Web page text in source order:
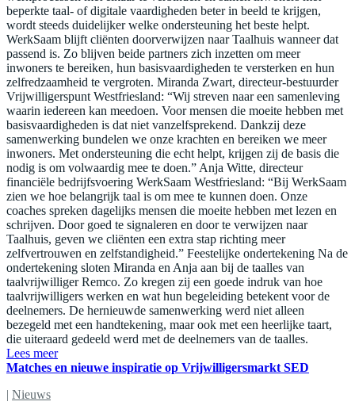
beperkte taal- of digitale vaardigheden beter in beeld te krijgen,
wordt steeds duidelijker welke ondersteuning het beste helpt.
WerkSaam blijft cliënten doorverwijzen naar Taalhuis wanneer dat
passend is. Zo blijven beide partners zich inzetten om meer
inwoners te bereiken, hun basisvaardigheden te versterken en hun
zelfredzaamheid te vergroten. Miranda Zwart, directeur-bestuurder
Vrijwilligerspunt Westfriesland: “Wij streven naar een samenleving
waarin iedereen kan meedoen. Voor mensen die moeite hebben met
basisvaardigheden is dat niet vanzelfsprekend. Dankzij deze
samenwerking bundelen we onze krachten en bereiken we meer
inwoners. Met ondersteuning die echt helpt, krijgen zij de basis die
nodig is om volwaardig mee te doen.” Anja Witte, directeur
financiële bedrijfsvoering WerkSaam Westfriesland: “Bij WerkSaam
zien we hoe belangrijk taal is om mee te kunnen doen. Onze
coaches spreken dagelijks mensen die moeite hebben met lezen en
schrijven. Door goed te signaleren en door te verwijzen naar
Taalhuis, geven we cliënten een extra stap richting meer
zelfvertrouwen en zelfstandigheid.” Feestelijke ondertekening Na de
ondertekening sloten Miranda en Anja aan bij de taalles van
taalvrijwilliger Remco. Zo kregen zij een goede indruk van hoe
taalvrijwilligers werken en wat hun begeleiding betekent voor de
deelnemers. De hernieuwde samenwerking werd niet alleen
bezegeld met een handtekening, maar ook met een heerlijke taart,
die uiteraard gedeeld werd met de deelnemers van de taalles.
Lees meer
Matches en nieuwe inspiratie op Vrijwilligersmarkt SED
| Nieuws